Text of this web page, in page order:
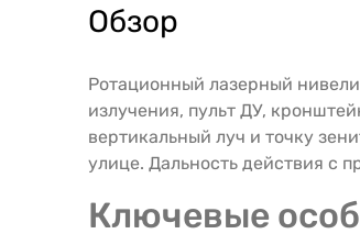
Обзор
Ротационный лазерный
излучения, пульт ДУ,
вертикальный луч и точку
улице. Дальность действия с
Ключевые